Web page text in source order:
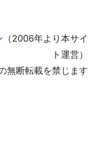
（2006年より本サイ
ト運営）
無断転載を禁じます